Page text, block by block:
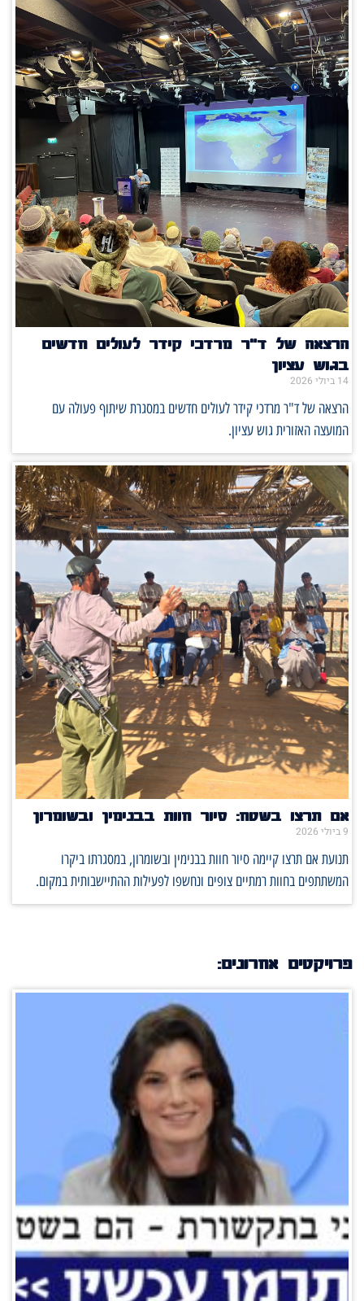
הרצאה של ד"ר מרדכי קידר לעולים חדשים
בגוש עציון
14 ביולי 2026
הרצאה של ד"ר מרדכי קידר לעולים חדשים במסגרת שיתוף פעולה עם
המועצה האזורית גוש עציון.
אם תרצו בשטח: סיור חוות בבנימין ובשומרון
9 ביולי 2026
תנועת אם תרצו קיימה סיור חוות בבנימין ובשומרון, במסגרתו ביקרו
המשתתפים בחוות רמתיים צופים ונחשפו לפעילות ההתיישבותית במקום.
פרויקטים אחרונים: